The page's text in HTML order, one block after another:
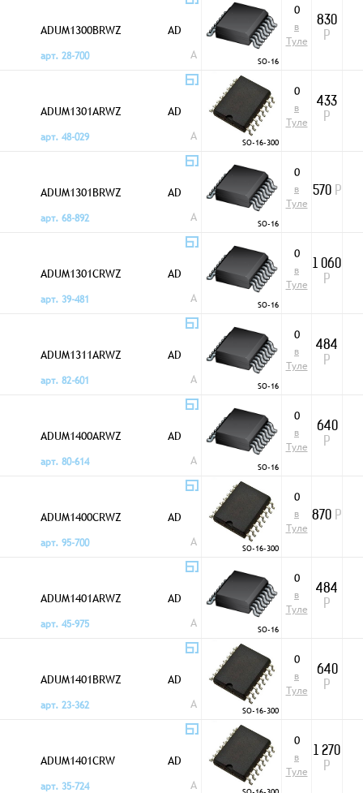
ADUM1300BRWZ
AD
арт. 28-700
A SO-16
0
в
Туле
830
Р
ADUM1301ARWZ
AD
арт. 48-029
A SO-16-300
0
в
Туле
433
Р
ADUM1301BRWZ
AD
арт. 68-892
A SO-16
0
в
Туле
570 Р
ADUM1301CRWZ
AD
арт. 39-481
A SO-16
0
в
Туле
1 060
Р
ADUM1311ARWZ
AD
арт. 82-601
A SO-16
0
в
Туле
484
Р
ADUM1400ARWZ
AD
арт. 80-614
A SO-16
0
в
Туле
640
Р
ADUM1400CRWZ
AD
арт. 95-700
A SO-16-300
0
в
Туле
870 Р
ADUM1401ARWZ
AD
арт. 45-975
A SO-16
0
в
Туле
484
Р
ADUM1401BRWZ
AD
арт. 23-362
A SO-16-300
0
в
Туле
640
Р
ADUM1401CRW
AD
арт. 35-724
A
0
в
Туле
1 270
Р